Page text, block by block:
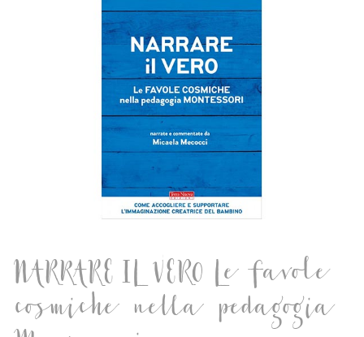
NARRARE IL VERO Le favole
cosmiche nella pedagogia